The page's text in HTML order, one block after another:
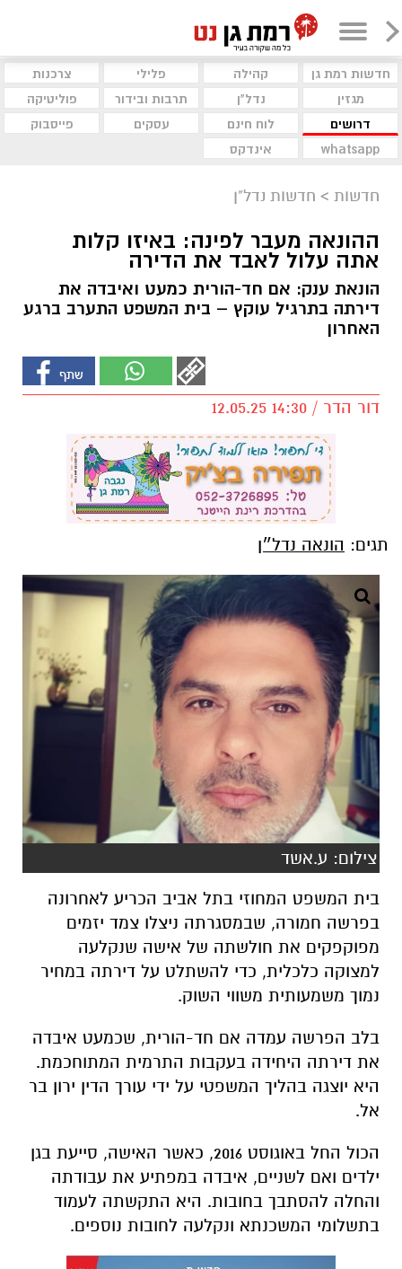
חדשות רמת גן קהילה פלילי
צרכנות
מגזין
נדל"ן תרבות ובידור
פוליטיקה
דרושים
לוח חינם עסקים
פייסבוק
whatsapp
אינדקס
חדשות > חדשות נדל"ן
ההונאה מעבר לפינה: באיזו קלות
אתה עלול לאבד את הדירה
הונאת ענק: אם חד-הורית כמעט ואיבדה את
דירתה בתרגיל עוקץ – בית המשפט התערב ברגע
האחרון
דור הדר / 14:30 12.05.25
תגים: הונאה נדל״ן
צילום: ע.אשד
בית המשפט המחוזי בתל אביב הכריע לאחרונה
בפרשה חמורה, שבמסגרתה ניצלו צמד יזמים
מפוקפקים את חולשתה של אישה שנקלעה
למצוקה כלכלית, כדי להשתלט על דירתה במחיר
נמוך משמעותית משווי השוק.
בלב הפרשה עמדה אם חד-הורית, שכמעט איבדה
את דירתה היחידה בעקבות התרמית המתוחכמת.
היא יוצגה בהליך המשפטי על ידי עורך הדין ירון בר
אל.
הכול החל באוגוסט 2016, כאשר האישה, סייעת בגן
ילדים ואם לשניים, איבדה במפתיע את עבודתה
והחלה להסתבך בחובות. היא התקשתה לעמוד
בתשלומי המשכנתא ונקלעה לחובות נוספים.